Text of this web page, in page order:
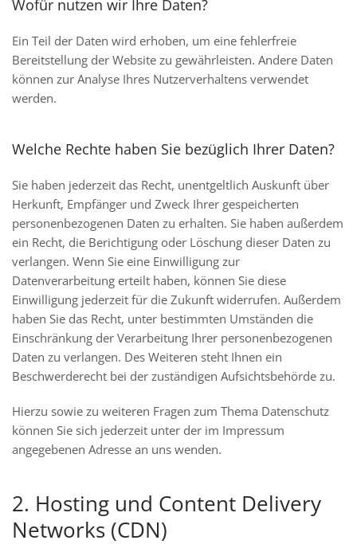
Wofür nutzen wir Ihre Daten?
Ein Teil der Daten wird erhoben, um eine fehlerfreie
Bereitstellung der Website zu gewährleisten. Andere Daten
können zur Analyse Ihres Nutzerverhaltens verwendet
werden.
Welche Rechte haben Sie bezüglich Ihrer Daten?
Sie haben jederzeit das Recht, unentgeltlich Auskunft über
Herkunft, Empfänger und Zweck Ihrer gespeicherten
personenbezogenen Daten zu erhalten. Sie haben außerdem
ein Recht, die Berichtigung oder Löschung dieser Daten zu
verlangen. Wenn Sie eine Einwilligung zur
Datenverarbeitung erteilt haben, können Sie diese
Einwilligung jederzeit für die Zukunft widerrufen. Außerdem
haben Sie das Recht, unter bestimmten Umständen die
Einschränkung der Verarbeitung Ihrer personenbezogenen
Daten zu verlangen. Des Weiteren steht Ihnen ein
Beschwerderecht bei der zuständigen Aufsichtsbehörde zu.
Hierzu sowie zu weiteren Fragen zum Thema Datenschutz
können Sie sich jederzeit unter der im Impressum
angegebenen Adresse an uns wenden.
2. Hosting und Content Delivery
Networks (CDN)